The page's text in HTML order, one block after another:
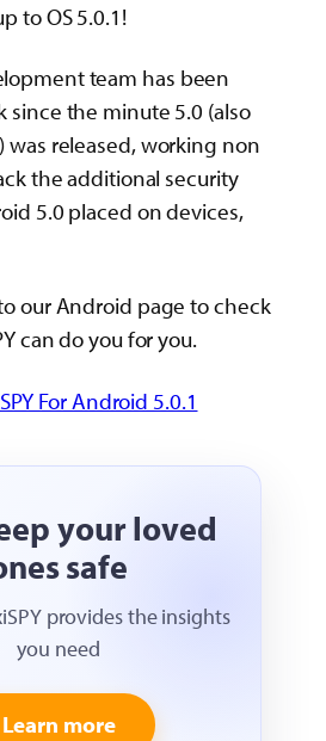
to OS 5.0.1!
team has been
since the minute 5.0 (also
was released, working non
the additional security
5.0 placed on devices,
our Android page to check
can do you for you.
For Android 5.0.1
your loved
safe
provides the insights
you need
Learn more